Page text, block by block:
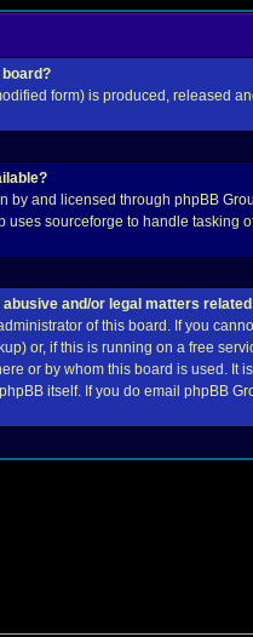
form) is produced, released
by and licensed through phpBB
uses sourceforge to handle tasking
abusive and/or legal matters
of this board. If you
or, if this is running on a free
or by whom this board is used. It
itself. If you do email phpBB